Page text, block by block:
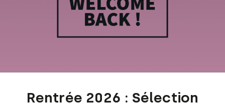
Rentrée 2026 : Sélection